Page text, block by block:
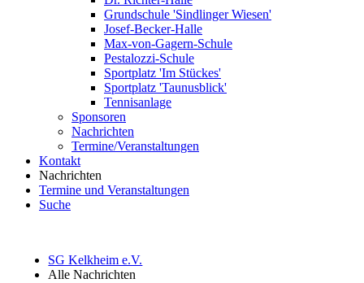
Grundschule 'Sindlinger Wiesen'
Josef-Becker-Halle
Max-von-Gagern-Schule
Pestalozzi-Schule
Sportplatz 'Im Stückes'
Sportplatz 'Taunusblick'
Tennisanlage
Sponsoren
Nachrichten
Termine/Veranstaltungen
Kontakt
Nachrichten
Termine und Veranstaltungen
Suche
SG Kelkheim e.V.
Alle Nachrichten